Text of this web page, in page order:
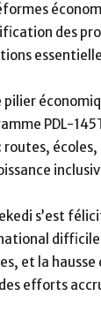
des
pilier
PDL-
routes,
s’est
et la hausse
efforts